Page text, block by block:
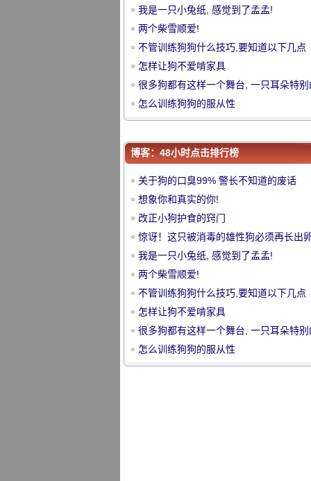
华
宠
原因是..。
我是一只小兔纸, 感觉到了孟孟!
两个柴雪顺爱!
不管训练狗狗什么技巧,要知道以下几点
怎样让狗不爱啃家具
很多狗都有这样一个舞台, 一只耳朵特
神树枝, 另一只附着在额头上, 看起来像
怎么训练狗狗的服从性
原因是..。
我是一只小兔纸, 感觉到了孟孟!
两个柴雪顺爱!
不管训练狗狗什么技巧,要知道以下几点
怎样让狗不爱啃家具
很多狗都有这样一个舞台, 一只耳朵特别
神树枝, 另一只附着在额头上, 看起来像
的孟!
怎么训练狗狗的服从性
博客：48小时点击排行榜
关于狗的口臭99% 警长不知道的废话
想象你和真实的你!
改正小狗护食的窍门
惊讶！这只被消毒的雄性狗必须再长出
原因是..。
我是一只小兔纸, 感觉到了孟孟!
两个柴雪顺爱!
不管训练狗狗什么技巧,要知道以下几点
怎样让狗不爱啃家具
很多狗都有这样一个舞台, 一只耳朵特别
神树枝, 另一只附着在额头上, 看起来像
的孟!
怎么训练狗狗的服从性